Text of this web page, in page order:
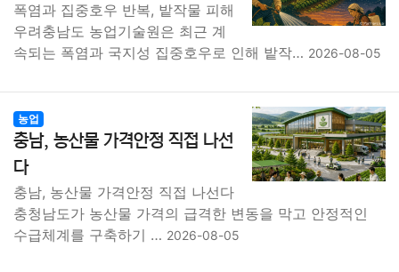
폭염과 집중호우 반복, 밭작물 피해
우려충남도 농업기술원은 최근 계
속되는 폭염과 국지성 집중호우로 인해 밭작… 2026-08-05
농업
충남, 농산물 가격안정 직접 나선
다
충남, 농산물 가격안정 직접 나선다
충청남도가 농산물 가격의 급격한 변동을 막고 안정적인
수급체계를 구축하기 … 2026-08-05